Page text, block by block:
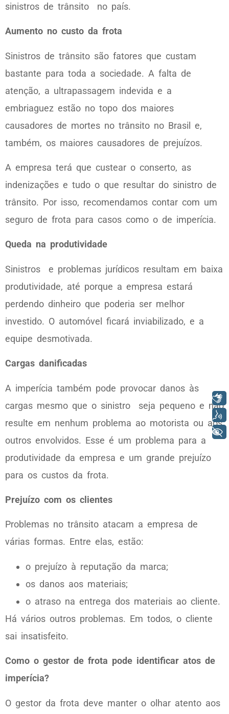
sinistros de trânsito no país.
Aumento no custo da frota
Sinistros de trânsito são fatores que custam
bastante para toda a sociedade. A falta de
atenção, a ultrapassagem indevida e a
embriaguez estão no topo dos maiores
causadores de mortes no trânsito no Brasil e,
também, os maiores causadores de prejuízos.
A empresa terá que custear o conserto, as
indenizações e tudo o que resultar do sinistro de
trânsito. Por isso, recomendamos contar com um
seguro de frota para casos como o de imperícia.
Queda na produtividade
Sinistros e problemas jurídicos resultam em baixa
produtividade, até porque a empresa estará
perdendo dinheiro que poderia ser melhor
investido. O automóvel ficará inviabilizado, e a
equipe desmotivada.
Cargas danificadas
A imperícia também pode provocar danos às
cargas mesmo que o sinistro seja pequeno e não
resulte em nenhum problema ao motorista ou aos
outros envolvidos. Esse é um problema para a
produtividade da empresa e um grande prejuízo
para os custos da frota.
Prejuízo com os clientes
Problemas no trânsito atacam a empresa de
várias formas. Entre elas, estão:
o prejuízo à reputação da marca;
os danos aos materiais;
o atraso na entrega dos materiais ao cliente.
Há vários outros problemas. Em todos, o cliente
sai insatisfeito.
Como o gestor de frota pode identificar atos de
imperícia?
O gestor da frota deve manter o olhar atento aos